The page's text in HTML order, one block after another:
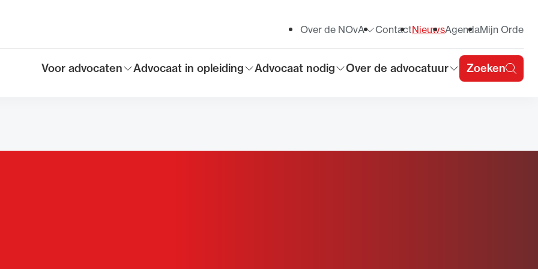
Toon submenu voor
Voor advocaten
Toon submenu voor
Advocaat in opleiding
Toon submenu voor
Advocaat nodig
Toon submenu voor
Over de advocatuur Zoeken
Toon submenu voor
Over de NOvA ContactNieuwsAgendaMijn Orde